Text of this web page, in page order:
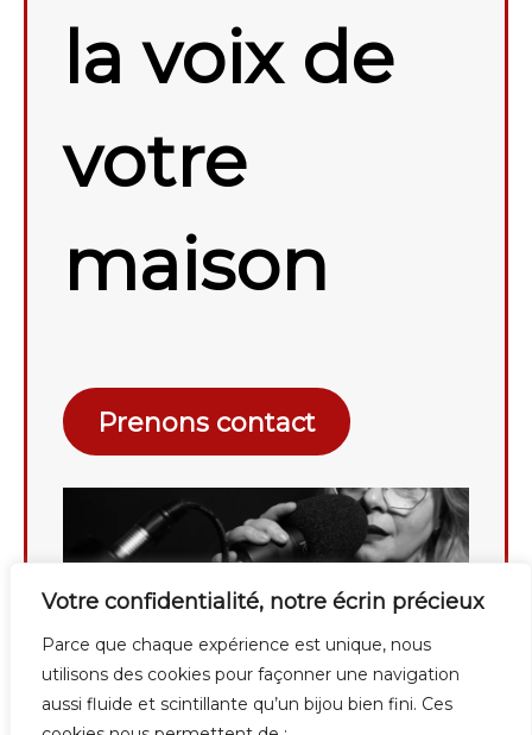
Votre confidentialité, notre écrin précieux
Parce que chaque expérience est unique, nous
utilisons des cookies pour façonner une navigation
aussi fluide et scintillante qu’un bijou bien fini. Ces
la voix de
votre
maison
Prenons contact